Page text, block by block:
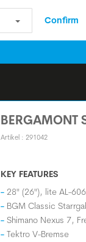
Confirm
BERGAMONT
Artikel : 291042
KEY FEATURES
28" (26"), lite AL-
BGM Classic
Shimano Nexus 7,
Tektro V-Bremse